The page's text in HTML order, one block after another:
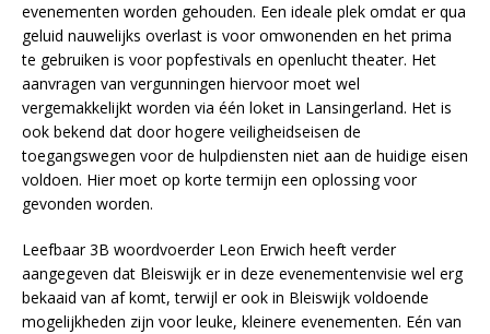
evenementen worden gehouden. Een ideale plek omdat er qua
geluid nauwelijks overlast is voor omwonenden en het prima
te gebruiken is voor popfestivals en openlucht theater. Het
aanvragen van vergunningen hiervoor moet wel
vergemakkelijkt worden via één loket in Lansingerland. Het is
ook bekend dat door hogere veiligheidseisen de
toegangswegen voor de hulpdiensten niet aan de huidige eisen
voldoen. Hier moet op korte termijn een oplossing voor
gevonden worden.
Leefbaar 3B woordvoerder Leon Erwich heeft verder
aangegeven dat Bleiswijk er in deze evenementenvisie wel erg
bekaaid van af komt, terwijl er ook in Bleiswijk voldoende
mogelijkheden zijn voor leuke, kleinere evenementen. Eén van